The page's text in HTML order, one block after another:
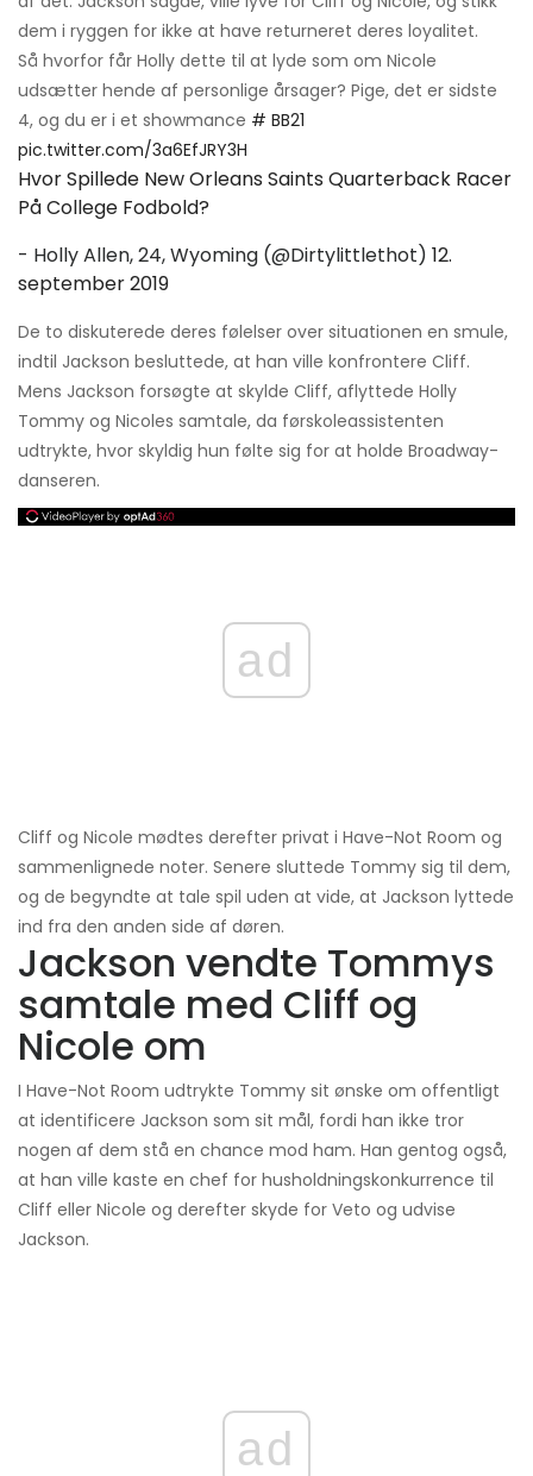
dem i ryggen for ikke at have returneret deres loyalitet.
Så hvorfor får Holly dette til at lyde som om Nicole
udsætter hende af personlige årsager? Pige, det er sidste
4, og du er i et showmance # BB21
pic.twitter.com/3a6EfJRY3H
Hvor Spillede New Orleans Saints Quarterback Racer
På College Fodbold?
- Holly Allen, 24, Wyoming (@Dirtylittlethot) 12.
september 2019
De to diskuterede deres følelser over situationen en smule,
indtil Jackson besluttede, at han ville konfrontere Cliff.
Mens Jackson forsøgte at skylde Cliff, aflyttede Holly
Tommy og Nicoles samtale, da førskoleassistenten
udtrykte, hvor skyldig hun følte sig for at holde Broadway-
danseren.
ad
Cliff og Nicole mødtes derefter privat i Have-Not Room og
sammenlignede noter. Senere sluttede Tommy sig til dem,
og de begyndte at tale spil uden at vide, at Jackson lyttede
ind fra den anden side af døren.
Jackson vendte Tommys
samtale med Cliff og
Nicole om
I Have-Not Room udtrykte Tommy sit ønske om offentligt
at identificere Jackson som sit mål, fordi han ikke tror
nogen af ​​dem stå en chance mod ham. Han gentog også,
at han ville kaste en chef for husholdningskonkurrence til
Cliff eller Nicole og derefter skyde for Veto og udvise
Jackson.
ad